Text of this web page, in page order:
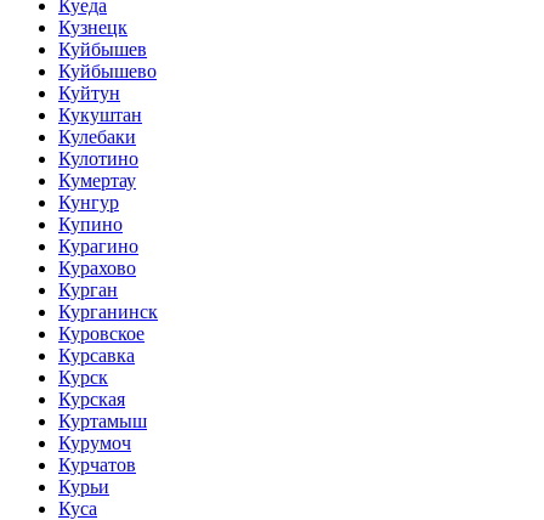
Куеда
Кузнецк
Куйбышев
Куйбышево
Куйтун
Кукуштан
Кулебаки
Кулотино
Кумертау
Кунгур
Купино
Курагино
Курахово
Курган
Курганинск
Куровское
Курсавка
Курск
Курская
Куртамыш
Курумоч
Курчатов
Курьи
Куса